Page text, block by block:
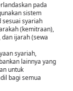
pada
sistem
sesuai syariah
(kemitraan),
ijarah (sewa
syariah,
lainnya yang
untuk
bagi semua